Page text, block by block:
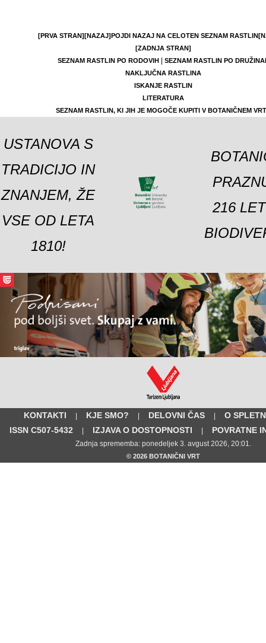
[PRVA STRAN][NAZAJ]POJDI NAZAJ NA CELOTEN SEZNAM RASTLIN
[ZADNJA STRAN]
SEZNAM RASTLIN PO RODOVIH|
SEZNAM RASTLIN PO
NAKLJUČNA RASTLINA
ISKANJE RASTLIN
LITERATURA
SEZNAM RASTLIN, KI JIH JE MOGOČE KUPITI V BOTANIČNEM
USTANOVA S
TRADICIJO IN
ZNANJEM, ŽE
VSE OD LETA
1810!
216
KONTAKTI | KJE SMO? | DELOVNI ČAS |
O
ISSN C507-5432
| IZJAVA O DOSTOPNOSTI | POVRATNE
Zadnja sprememba: ponedeljek 3. avgust 2026, 20:01.
© 2026 BOTANIČNI VRT